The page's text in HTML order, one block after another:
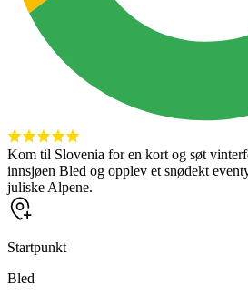
Kom til Slovenia for en kort og søt
innsjøen Bled og opplev et snødekt
juliske Alpene.
Startpunkt
Bled